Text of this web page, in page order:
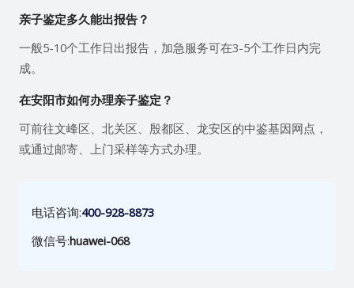
亲子鉴定多久能出报告？
一般5-10个工作日出报告，加急服务可在3-5个工作日内完
成。
在安阳市如何办理亲子鉴定？
可前往文峰区、北关区、殷都区、龙安区的中鉴基因网点，
或通过邮寄、上门采样等方式办理。
电话咨询:400-928-8873
微信号:huawei-068